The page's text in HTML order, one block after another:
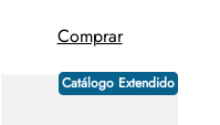
Comprar
Catálogo Extendido